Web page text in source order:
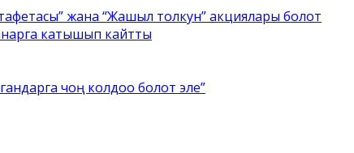
жана “Жашыл толкун” акциялары болот
катышып кайтты
чоң колдоо болот эле”